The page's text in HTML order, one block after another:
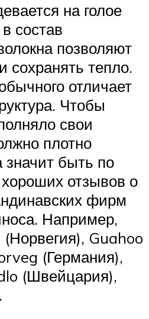
на голое
состав
позволяют
сохранять тепло.
отличает
Чтобы
свои
плотно
значит быть по
отзывов о
фирм
Например,
(Норвегия), Guahoo
(Германия),
(Швейцария),